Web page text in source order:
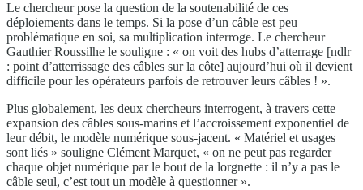
Le chercheur pose la question de la soutenabilité de ces
déploiements dans le temps. Si la pose d’un câble est peu
problématique en soi, sa multiplication interroge. Le chercheur
Gauthier Roussilhe le souligne : « on voit des hubs d’atterrage [ndlr
: point d’atterrissage des câbles sur la côte] aujourd’hui où il devient
difficile pour les opérateurs parfois de retrouver leurs câbles ! ».
Plus globalement, les deux chercheurs interrogent, à travers cette
expansion des câbles sous-marins et l’accroissement exponentiel de
leur débit, le modèle numérique sous-jacent. « Matériel et usages
sont liés » souligne Clément Marquet, « on ne peut pas regarder
chaque objet numérique par le bout de la lorgnette : il n’y a pas le
câble seul, c’est tout un modèle à questionner ».